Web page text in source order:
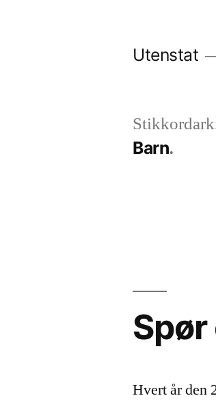
Utenstat
Barn
Hvert år den